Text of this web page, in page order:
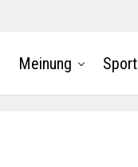
Meinung Sport